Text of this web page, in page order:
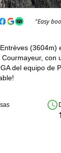
"Easy
(3604m)
con
del equipo de